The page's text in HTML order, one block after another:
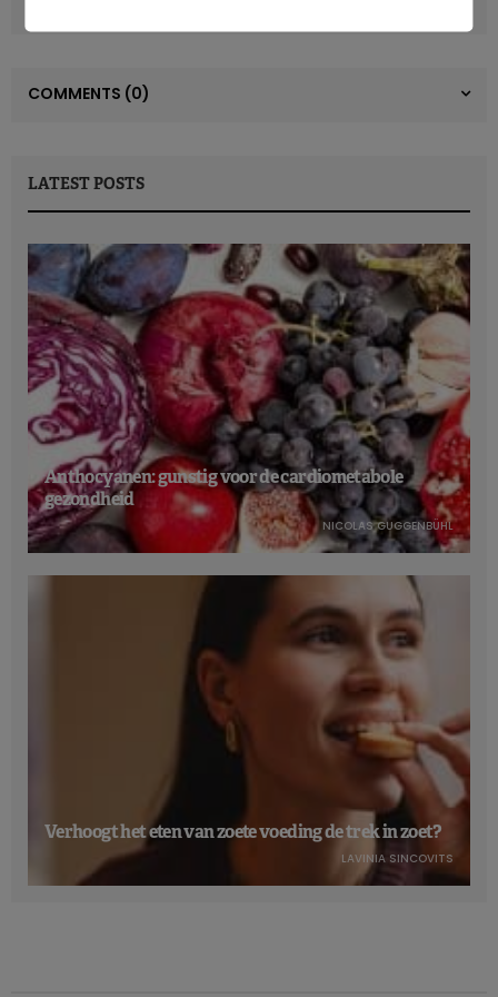
COMMENTS (0)
LATEST POSTS
Anthocyanen: gunstig voor de cardiometabole
gezondheid
NICOLAS GUGGENBÜHL
Verhoogt het eten van zoete voeding de trek in zoet?
LAVINIA SINCOVITS